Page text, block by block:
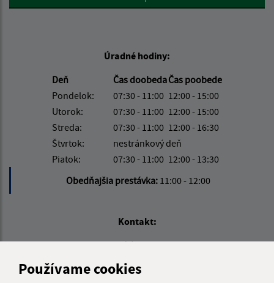
Používame cookies
Úradné hodiny:
Deň
Čas doobedaČas poobede
Pondelok:
07:30 - 11:00 12:00 - 15:00
Utorok:
07:30 - 11:00 12:00 - 15:00
Streda:
07:30 - 11:00 12:00 - 16:30
Štvrtok:
nestránkový deň
Piatok:
07:30 - 11:00 12:00 - 13:30
Obedňajšia prestávka: 11:00 - 12:00
Kontakt:
Obecný úrad Fintice
082 16 Fintice